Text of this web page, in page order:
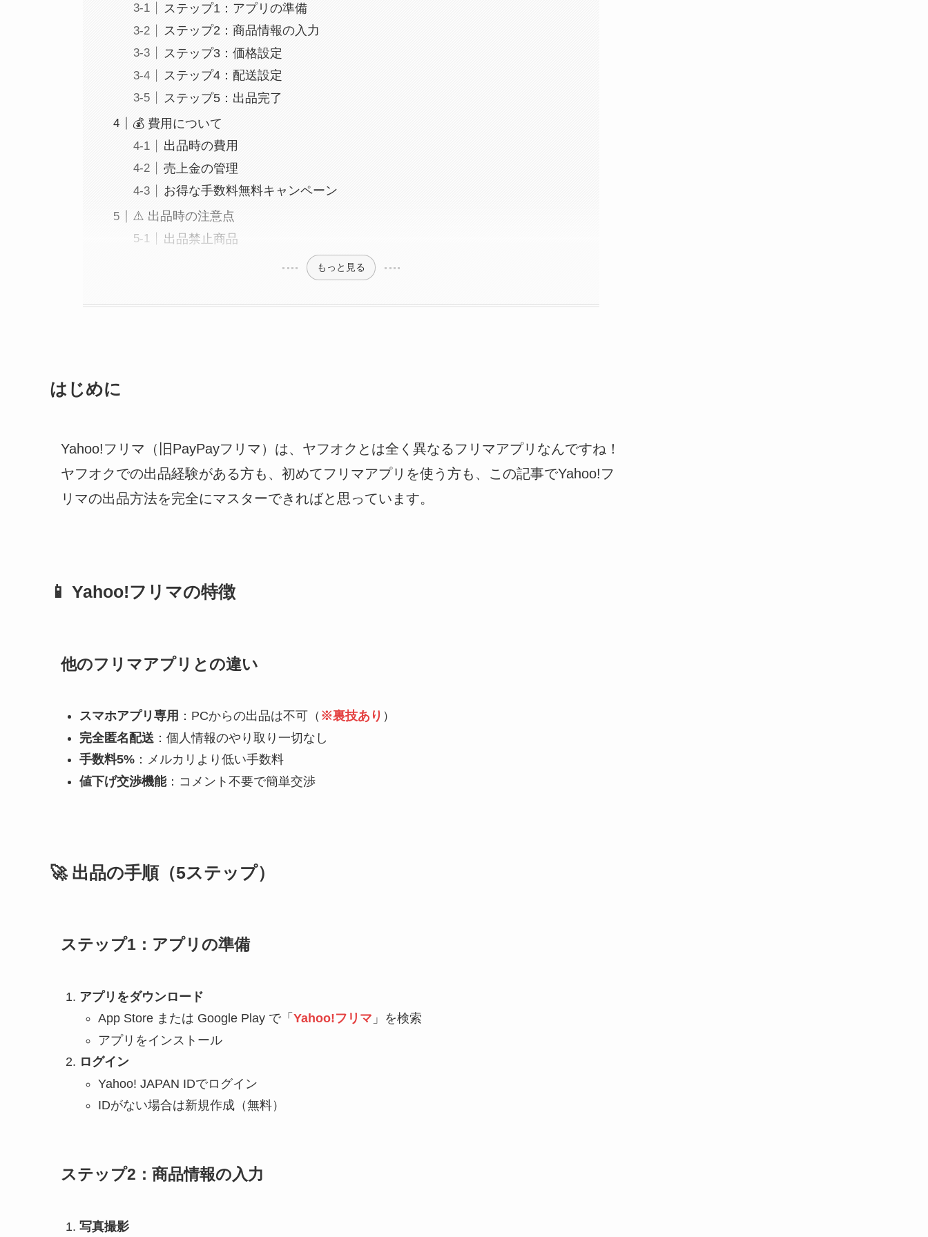
ステップ1：アプリの準備
ステップ2：商品情報の入力
ステップ3：価格設定
ステップ4：配送設定
ステップ5：出品完了
💰 費用について
出品時の費用
売上金の管理
お得な手数料無料キャンペーン
⚠️ 出品時の注意点
出品禁止商品
もっと見る
はじめに
Yahoo!フリマ（旧PayPayフリマ）は、ヤフオクとは全く異なるフリマアプリなんですね！
ヤフオクでの出品経験がある方も、初めてフリマアプリを使う方も、この記事でYahoo!フ
リマの出品方法を完全にマスターできればと思っています。
📱 Yahoo!フリマの特徴
他のフリマアプリとの違い
スマホアプリ専用 ：PCからの出品は不可（ ※裏技あり ）
完全匿名配送 ：個人情報のやり取り一切なし
手数料5% ：メルカリより低い手数料
値下げ交渉機能：コメント不要で簡単交渉
🚀 出品の手順（5ステップ）
ステップ1：アプリの準備
アプリをダウンロード
App Store または Google Play で「 Yahoo!フリマ 」を検索
アプリをインストール
ログイン
Yahoo! JAPAN IDでログイン
IDがない場合は新規作成（無料）
ステップ2：商品情報の入力
写真撮影